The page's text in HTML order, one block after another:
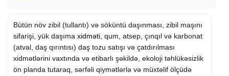
Bütün növ zibil (tullantı) və söküntü daşınması, zibil maşını
sifarişi, yük daşıma xidməti, qum, atsep, çınqıl və karbonat
(atval, daş qırıntısı) daş tozu satışı və çatdırılması
xidmətlərini vaxtında və etibarlı şəkildə, ekoloji təhlükəsizlik
ön planda tutaraq, sərfəli qiymətlərlə və müxtəlif ölçüdə